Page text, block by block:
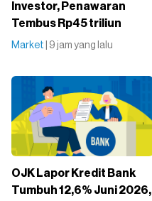
Investor, Penawaran
Tembus Rp45 triliun
Market | 9 jam yang lalu
OJK Lapor Kredit Bank
Tumbuh 12,6% Juni 2026,